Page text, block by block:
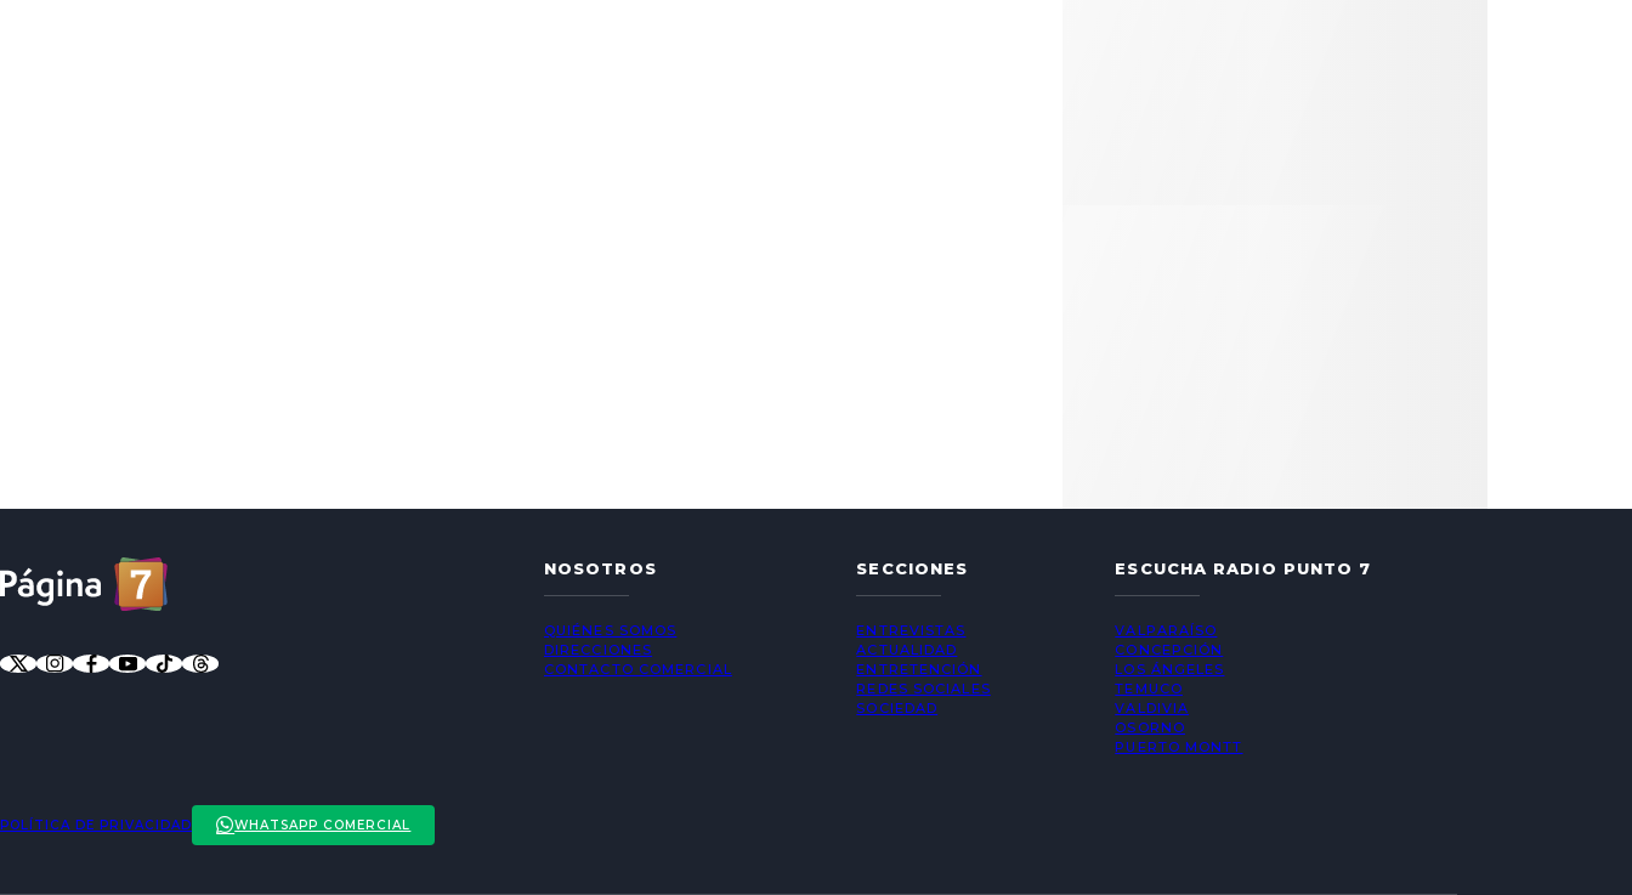
NOSOTROS
QUIÉNES SOMOS
DIRECCIONES
CONTACTO COMERCIAL
SECCIONES
ENTREVISTAS
ACTUALIDAD
ENTRETENCIÓN
REDES SOCIALES
SOCIEDAD
ESCUCHA RADIO PUNTO 7
VALPARAÍSO
CONCEPCIÓN
LOS ÁNGELES
TEMUCO
VALDIVIA
OSORNO
PUERTO MONTT
POLÍTICA DE PRIVACIDAD WHATSAPP COMERCIAL